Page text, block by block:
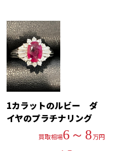
1カラットのルビー ダ
イヤのプラチナリング
買取相場6～8万円